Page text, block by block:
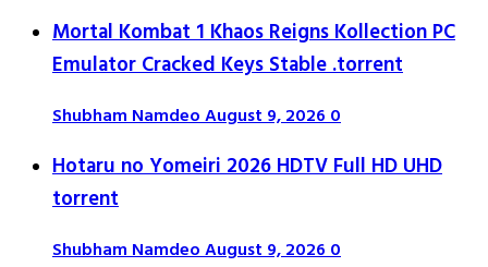
Mortal Kombat 1 Khaos Reigns Kollection PC
Emulator Cracked Keys Stable .torrent
Shubham NamdeoAugust 9, 20260
Hotaru no Yomeiri 2026 HDTV Full HD UHD
torrent
Shubham NamdeoAugust 9, 20260